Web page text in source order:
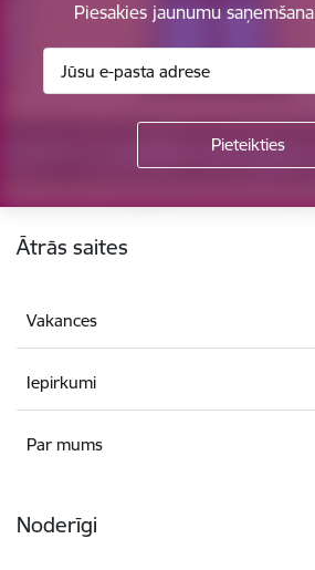
Piesakies jaunumu
Ātrās saites
Vakances
Iepirkumi
Par mums
Noderīgi